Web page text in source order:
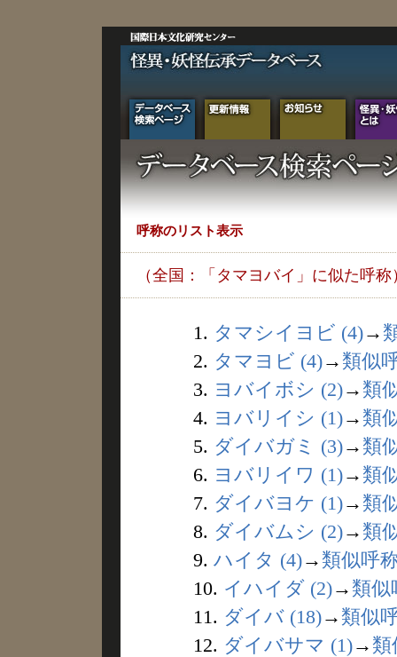
呼称のリスト表示
（全国：「タマヨバイ」に似た呼称
1. タマシイヨビ (4)→
2. タマヨビ (4)→ 類似
3. ヨバイボシ (2)→ 類
4. ヨバリイシ (1)→ 類
5. ダイバガミ (3)→ 類
6. ヨバリイワ (1)→ 類
7. ダイバヨケ (1)→ 類
8. ダイバムシ (2)→ 類
9. ハイタ (4)→ 類似呼
10. イハイダ (2)→ 類似
11. ダイバ (18)→ 類似
12. ダイバサマ (1)→ 類